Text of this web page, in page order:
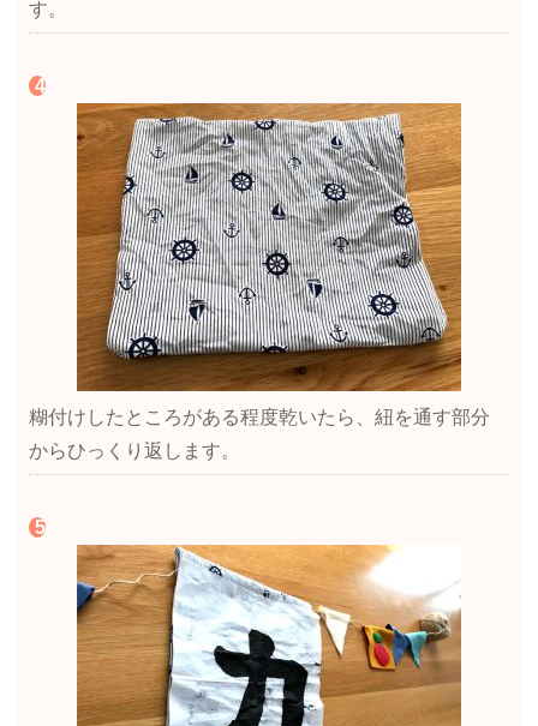
す。
糊付けしたところがある程度乾いたら、紐を通す部分
からひっくり返します。